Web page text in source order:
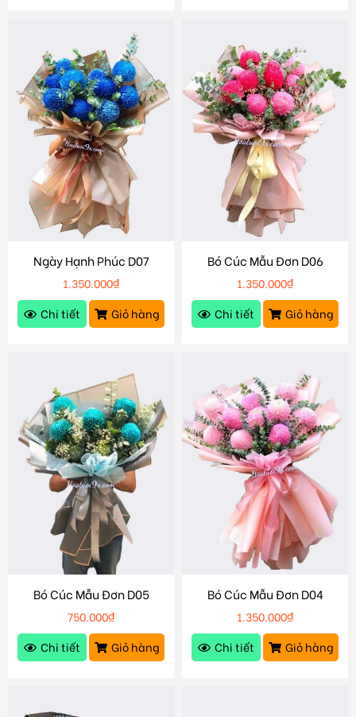
Ngày Hạnh Phúc D07
1.350.000₫
Chi tiết
Giỏ hàng
Bó Cúc Mẫu Đơn D06
1.350.000₫
Chi tiết
Giỏ hàng
Bó Cúc Mẫu Đơn D05
750.000₫
Chi tiết
Giỏ hàng
Bó Cúc Mẫu Đơn D04
1.350.000₫
Chi tiết
Giỏ hàng